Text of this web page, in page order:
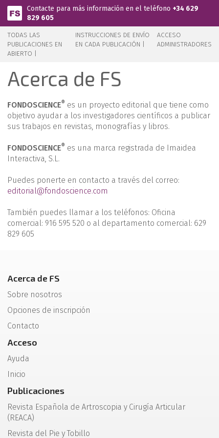
Pasar al contenido principal
Contacte para más información en el teléfono +34 629
829 605
TODAS LAS
PUBLICACIONES EN
ABIERTO |
INSTRUCCIONES DE ENVÍO
EN CADA PUBLICACIÓN |
ACCESO
ADMINISTRADORES
Acerca de FS
FONDOSCIENCE® es un proyecto editorial que tiene como
objetivo ayudar a los investigadores científicos a publicar
sus trabajos en revistas, monografías y libros.
FONDOSCIENCE® es una marca registrada de Imaidea
Interactiva, S.L.
Puedes ponerte en contacto a través del correo:
editorial@fondoscience.com
También puedes llamar a los teléfonos: Oficina
comercial: 916 595 520 o al departamento comercial: 629
829 605
Acerca de FS
Sobre nosotros
Opciones de inscripción
Contacto
Acceso
Ayuda
Inicio
Publicaciones
Revista Española de Artroscopia y Cirugía Articular
(REACA)
Revista del Pie y Tobillo